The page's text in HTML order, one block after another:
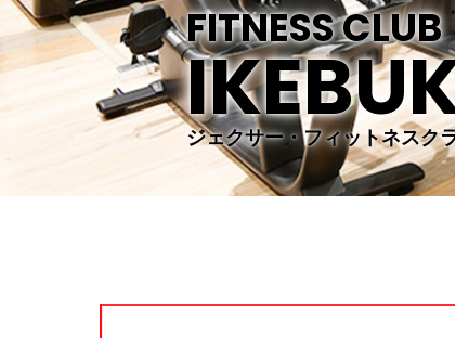
FITNESSCLUB
ジェクサー・フィットネス